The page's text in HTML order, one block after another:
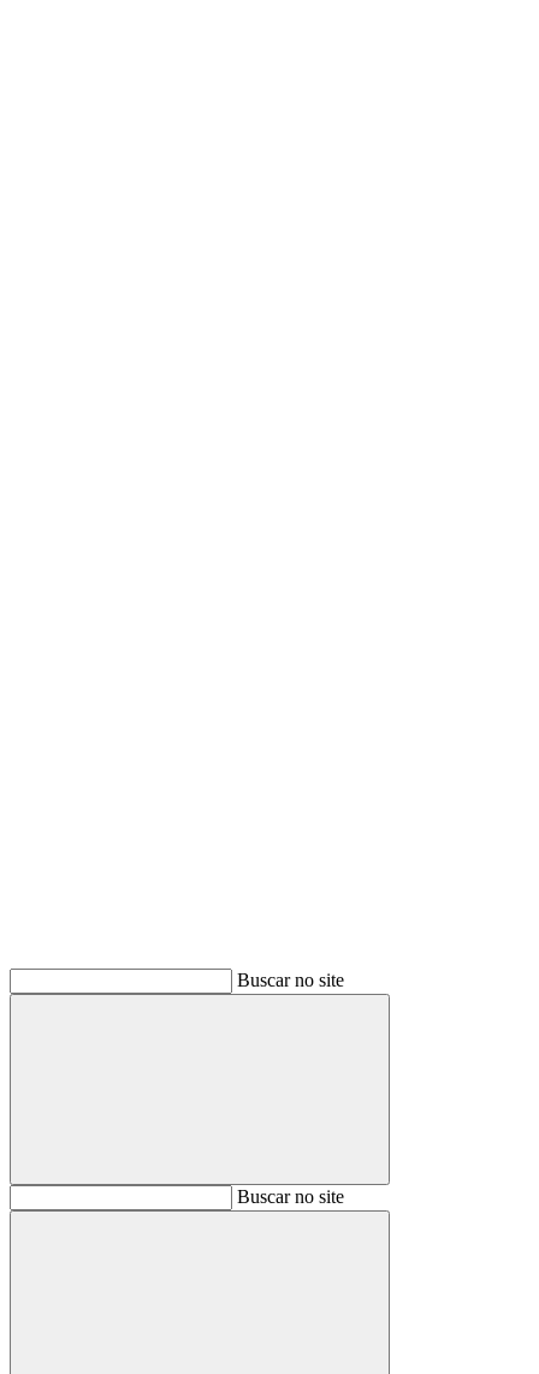
Buscar no site
BuscarBuscar no site